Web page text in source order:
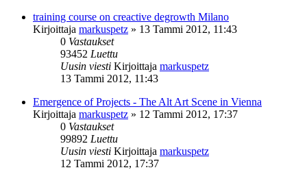
training course on creactive degrowth Milano
Kirjoittaja markuspetz » 13 Tammi 2012, 11:43
0 Vastaukset
93452 Luettu
Uusin viesti Kirjoittaja markuspetz
13 Tammi 2012, 11:43
Emergence of Projects - The Alt Art Scene in Vienna
Kirjoittaja markuspetz » 12 Tammi 2012, 17:37
0 Vastaukset
99892 Luettu
Uusin viesti Kirjoittaja markuspetz
12 Tammi 2012, 17:37